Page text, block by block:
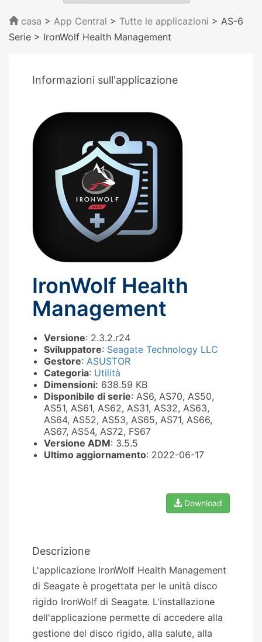
casa > App Central > Tutte le applicazioni > AS-6
Serie > IronWolf Health Management
Informazioni sull'applicazione
IronWolf Health
Management
Versione: 2.3.2.r24
Sviluppatore: Seagate Technology LLC
Gestore: ASUSTOR
Categoria: Utilità
Dimensioni: 638.59 KB
Disponibile di serie: AS6, AS70, AS50,
AS51, AS61, AS62, AS31, AS32, AS63,
AS64, AS52, AS53, AS65, AS71, AS66,
AS67, AS54, AS72, FS67
Versione ADM: 3.5.5
Ultimo aggiornamento: 2022-06-17
Download
Descrizione
L'applicazione IronWolf Health Management
di Seagate è progettata per le unità disco
rigido IronWolf di Seagate. L'installazione
dell'applicazione permette di accedere alla
gestione del disco rigido, alla salute, alla